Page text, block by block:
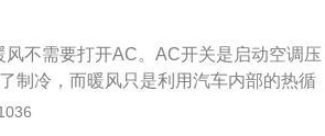
速提升车内温度，反而增加了发动机的
车启动，大约8分钟到15分钟后，水温
右，即可打开暖风。打开车内暖气不需
用了汽车内部有限的空间，结构简单，
机在工作，输送的是正常温度的空气。
位调到高挡，然后将温度控制旋钮旋转
内的温度下降之后，将空调的挡位调到
的温度较低，车内的温度较高，车窗非
温差过大所造成的，在这种状态下可以
不需要打开AC。AC开关是启动空调压
制冷，而暖风只是利用汽车内部的热循
根本不需要启动空调压缩机。所以开空